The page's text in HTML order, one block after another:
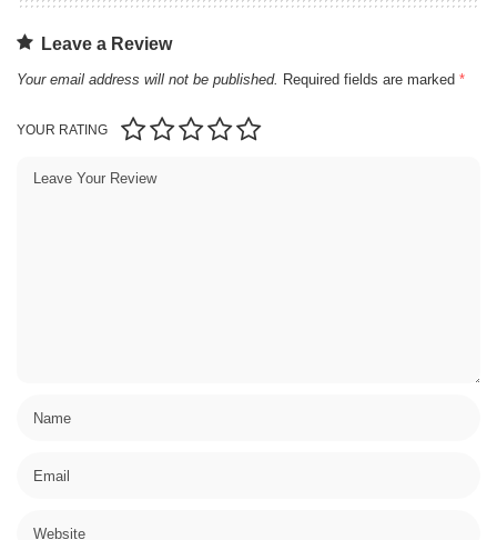
Leave a Review
Your email address will not be published. Required fields are marked *
YOUR RATING